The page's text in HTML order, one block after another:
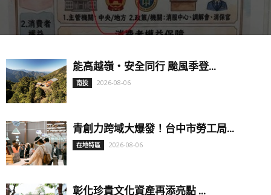
能高越嶺‧安全同行 颱風季登...
南投 2026-08-06
青創力跨域大爆發！台中市勞工局...
在地特區 2026-08-06
彰化珍貴文化資產再添亮點 ...